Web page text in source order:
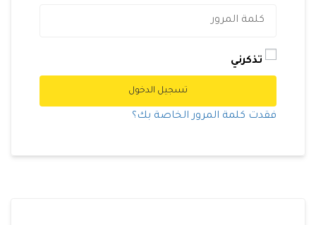
تذكرني
تسجيل الدخول
فقدت كلمة المرور الخاصة بك؟